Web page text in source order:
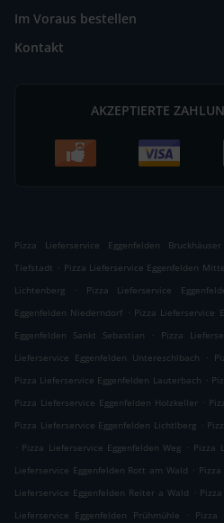
Im Voraus bestellen
Kontakt
AKZEPTIERTE
Pizza Lieferservice Eggenfelden Bruckhäuser
Tiefstadt . Pizza Lieferservice Eggenfelden
Lichtenberg
. Pizza Lieferservice
Eggenfelden Niederndorf . Pizza Lieferservice
Eggenfelden Sankt Sebastian
. Pizza
Lieferservice Eggenfelden Untereschlbach
.
Pizza Lieferservice Eggenfelden Lauterbach .
Pizza Lieferservice Eggenfelden Holzkeller .
Pizza Lieferservice Eggenfelden Lichtlberg .
. Pizza Lieferservice Eggenfelden Weg . Pizza
Lieferservice Eggenfelden Rott am Wald .
Lieferservice Eggenfelden Reiter a Wald .
Lieferservice Eggenfelden Prühmühle
. Pizza